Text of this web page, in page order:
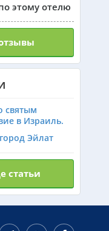
из Алматы
Алматы
этому отелю
святым
в Израиль.
Эйлат
статьи